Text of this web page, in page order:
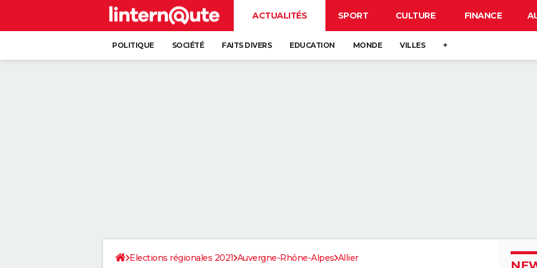
ACTUALITÉS SPORT CULTURE FINANCE
POLITIQUE SOCIÉTÉ FAITS DIVERS EDUCATION MONDE VILLES +
Elections régionales 2021 Auvergne-Rhône-Alpes Allier